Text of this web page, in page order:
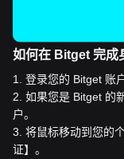
如何在 Bitget 完成
1
登录您的 Bitget 账户
2 如果您是 Bitget 的
户。
3 将鼠标移动到您的
证】。